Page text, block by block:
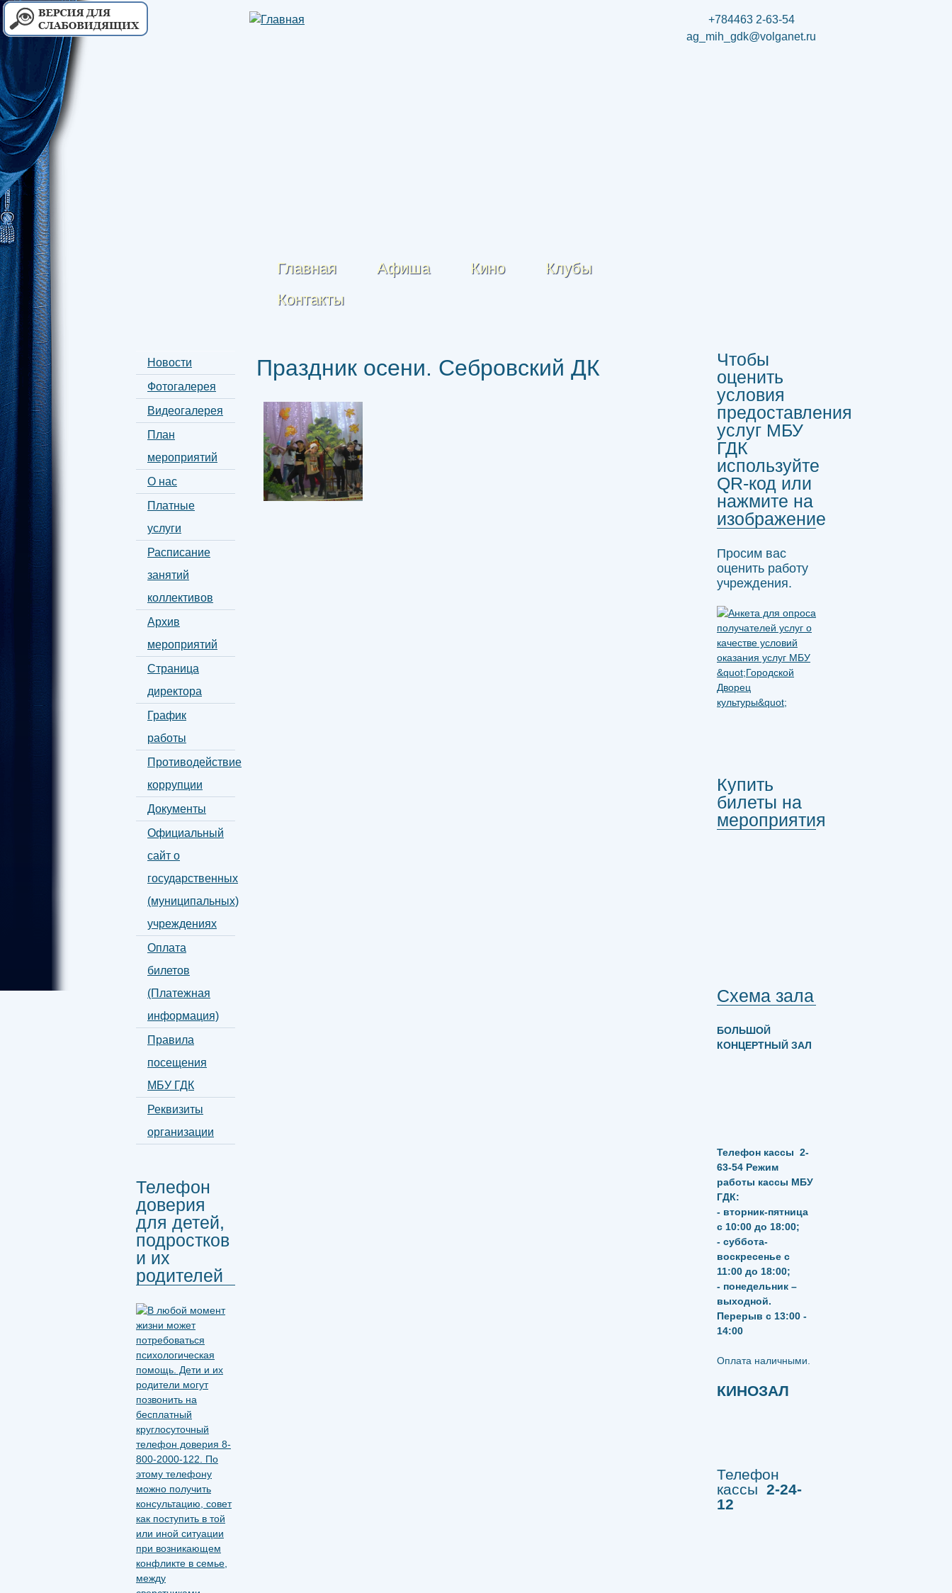
+784463 2-63-54
ag_mih_gdk@volganet.ru
Главная Афиша Кино
Клубы
Контакты
Новости
Фотогалерея
Видеогалерея
План
мероприятий
О нас
Платные
услуги
Расписание
занятий
коллективов
Архив
мероприятий
Страница
директора
График
работы
Противодействие
коррупции
Документы
Официальный
сайт о
государственных
(муниципальных)
учреждениях
Оплата
билетов
(Платежная
информация)
Правила
посещения
МБУ ГДК
Реквизиты
организации
Телефон
доверия
для детей,
подростков
и их
родителей
Праздник осени. Себровский ДК
Чтобы
оценить
условия
предоставления
услуг МБУ
ГДК
используйте
QR-код или
нажмите на
изображение
Просим вас
оценить работу
учреждения.
Купить
билеты на
мероприятия
Схема зала
БОЛЬШОЙ
КОНЦЕРТНЫЙ ЗАЛ
Телефон кассы 2-
63-54 Режим
работы кассы МБУ
ГДК:
- вторник-пятница
с 10:00 до 18:00;
- суббота-
воскресенье с
11:00 до 18:00;
- понедельник –
выходной.
Перерыв с 13:00 -
14:00
​​​​​​​Оплата наличными.
КИНОЗАЛ
Телефон
кассы 2-24-
12